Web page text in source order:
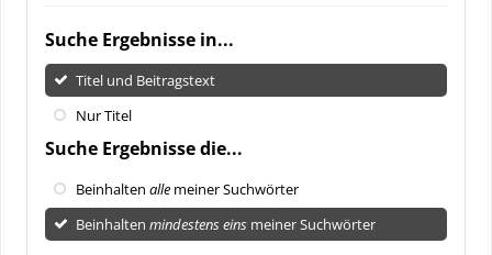
Suche Ergebnisse in...
Titel und Beitragstext
Nur Titel
Suche Ergebnisse die...
Beinhalten alle meiner Suchwörter
Beinhalten mindestens eins meiner Suchwörter